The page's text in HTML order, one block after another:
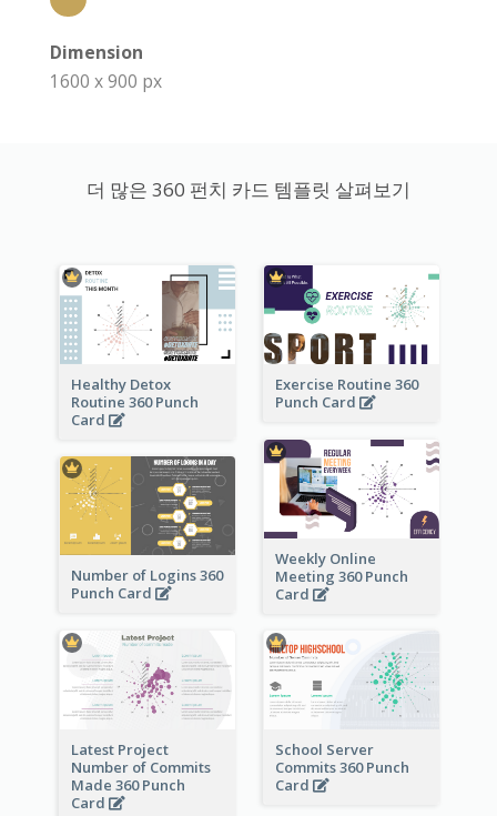
Dimension
1600 x 900 px
더 많은 360 펀치 카드 템플릿 살펴보기
Healthy Detox
Routine 360 Punch
Card
Exercise Routine 360
Punch Card
Weekly Online
Meeting 360 Punch
Card
Number of Logins 360
Punch Card
Latest Project
Number of Commits
Made 360 Punch
Card
School Server
Commits 360 Punch
Card